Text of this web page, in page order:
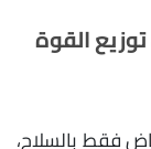
القوة
فقط بالسلاح،